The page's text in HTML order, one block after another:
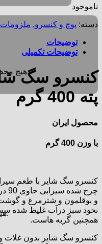
هیچ محصولی در سبد خرید نیست.
هیچ محصولی در سبد خرید نیست.
ناموجود
دسته: پوچ و کنسرو,
توضیحات
توضیحات تکمیلی
کنسرو سگ
پته 400 گرم
محصول ایران
با وزن 400 گرم
کنسرو سگ شایر با طعم
و بوقلمون و شترمرغ و گوشت
نخود سبز درآب غلیظ
همچنین گربه هاست.
کنسرو سگ شایر بدون غلات و